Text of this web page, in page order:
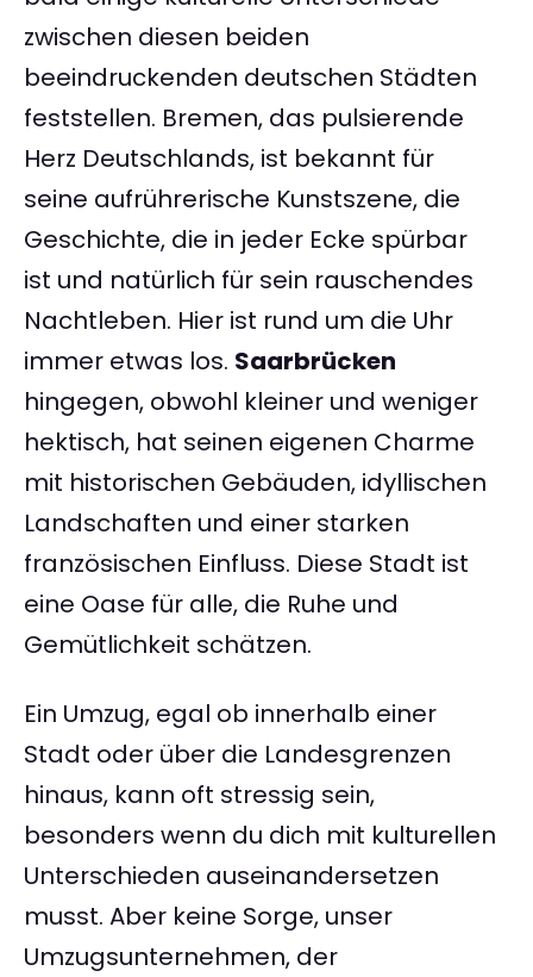
zwischen diesen beiden
beeindruckenden deutschen Städten
feststellen. Bremen, das pulsierende
Herz Deutschlands, ist bekannt für
seine aufrührerische Kunstszene, die
Geschichte, die in jeder Ecke spürbar
ist und natürlich für sein rauschendes
Nachtleben. Hier ist rund um die Uhr
immer etwas los. Saarbrücken
hingegen, obwohl kleiner und weniger
hektisch, hat seinen eigenen Charme
mit historischen Gebäuden, idyllischen
Landschaften und einer starken
französischen Einfluss. Diese Stadt ist
eine Oase für alle, die Ruhe und
Gemütlichkeit schätzen.
Ein Umzug, egal ob innerhalb einer
Stadt oder über die Landesgrenzen
hinaus, kann oft stressig sein,
besonders wenn du dich mit kulturellen
Unterschieden auseinandersetzen
musst. Aber keine Sorge, unser
Umzugsunternehmen, der